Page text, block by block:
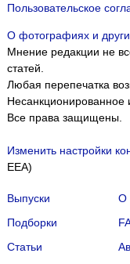
Пользовательское
О фотографиях и
Мнение редакции не
статей.
Любая перепечатка
Несанкционированное
Все права защищены.
Изменить настройки
EEA)
Выпуски
Подборки
Статьи
О